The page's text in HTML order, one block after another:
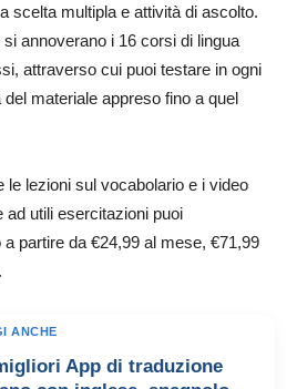
scelta multipla e attività di ascolto.
annoverano i 16 corsi di lingua
attraverso cui puoi testare in ogni
materiale appreso fino a quel
le lezioni sul vocabolario e i video
utili esercitazioni puoi
partire da €24,99 al mese, €71,99
ANCHE
App di traduzione